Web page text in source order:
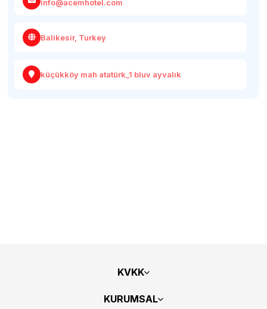
info@acemhotel.com
Balikesir, Turkey
küçükköy mah atatürk_1 bluv ayvalık
KVKK
KURUMSAL